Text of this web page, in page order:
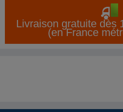
Livraison gratuite dès
(en France